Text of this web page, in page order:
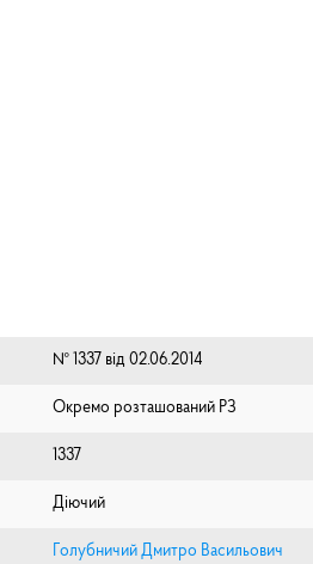
№ 1337 від 02.06.2014
Окремо розташований РЗ
1337
Діючий
Голубничий Дмитро Васильович